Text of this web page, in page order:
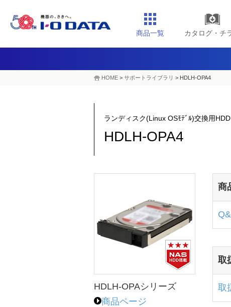
商品一覧 カタログ・チ
HOME > サポートライブラリ > HDLH-OPA4
ランディスク(Linux OSﾓﾃﾞﾙ)交換用
HDLH-OPA4
HDLH-OPAシリーズ
商品ページ
商
取
取